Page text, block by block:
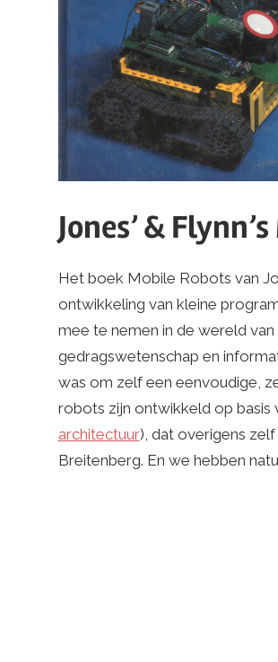
Jones’ &
Het boek Mobile Robots van
ontwikkeling van kleine
mee te nemen in de wereld
gedragswetenschap en
was om zelf een eenvoudige,
robots zijn ontwikkeld op basis
architectuur), dat overigens
Breitenberg. En we hebben